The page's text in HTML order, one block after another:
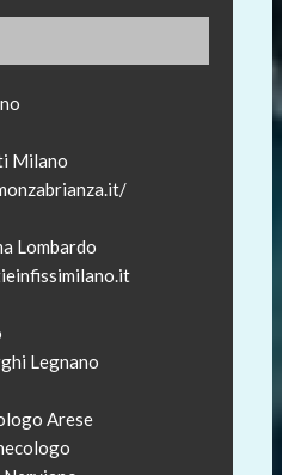
Milano
Lombardo
Legnano
Arese